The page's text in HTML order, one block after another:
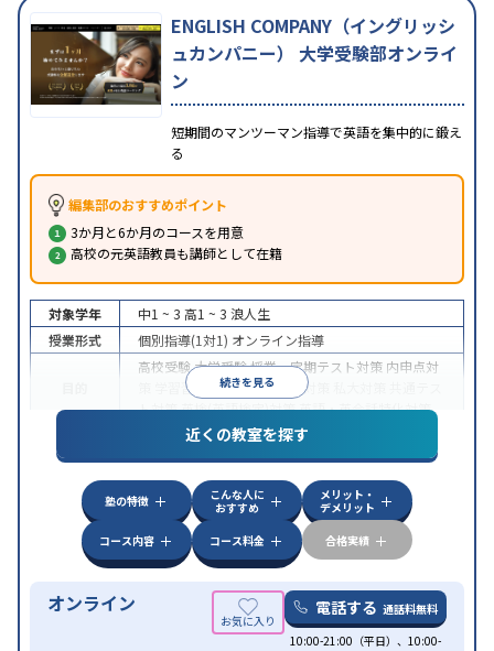
ENGLISH COMPANY（イングリッシ
ュカンパニー） 大学受験部オンライ
ン
短期間のマンツーマン指導で英語を集中的に鍛え
る
編集部のおすすめポイント
3か月と6か月のコースを用意
高校の元英語教員も講師として在籍
続きを見る
対象学年 中1 ~ 3 高1 ~ 3 浪人生
授業形式
個別指導(1対1) オンライン指導
高校受験大学受験授業・定期テスト対策 内申点対
学習習慣の定着国公立大対策
ト対策英検(英語検定)対策英語・英会話特化対策
特徴
中高一貫校生に対応授業の振替可能
学習にPC・タブレットを利用オンライン対応1
科目から受講可能
近くの教室を探す
塾の特徴
こんな人に
おすすめ
メリット・
デメリット
コース内容
コース料金 合格実績
オンライン 電話する 通話料無料
10:00-21:00（平日）、10:00-